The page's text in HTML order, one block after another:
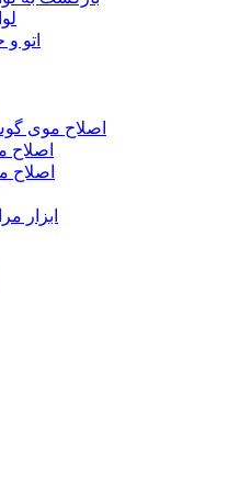
اتو
اصلاح موی
اصلاح
اصلاح
ابزار